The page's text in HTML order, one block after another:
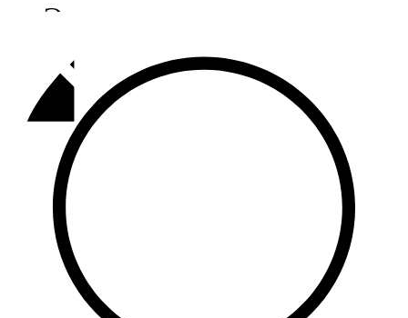
Әлмәт
92,9 FM
Базарлы матак
107,1 FM
Балык бистәсе
104,9 FM
Баулы
107,5 FM